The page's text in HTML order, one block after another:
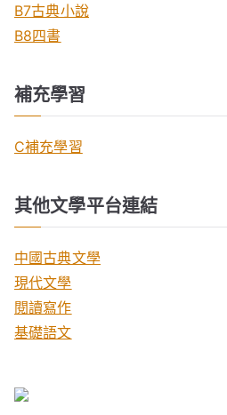
B7古典小說
B8四書
補充學習
C補充學習
其他文學平台連結
中國古典文學
現代文學
閱讀寫作
基礎語文